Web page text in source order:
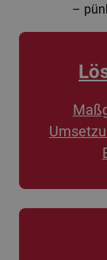
–